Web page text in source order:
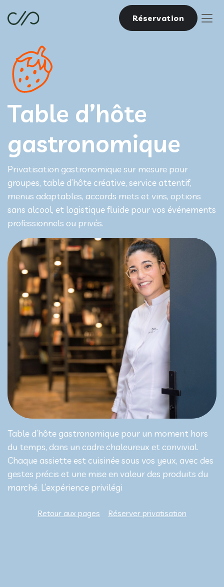
Réservation
Table d’hôte
gastronomique
Privatisation gastronomique sur mesure pour
groupes, table d’hôte créative, service attentif,
menus adaptables, accords mets et vins, options
sans alcool, et logistique fluide pour vos événements
professionnels ou privés.
Table d’hôte gastronomique pour un moment hors
du temps, dans un cadre chaleureux et convivial.
Chaque assiette est cuisinée sous vos yeux, avec des
gestes précis et une mise en valeur des produits du
marché. L’expérience privilégi
Retour aux pages Réserver privatisation